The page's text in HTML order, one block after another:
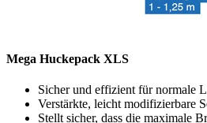
Mega Huckepack XLS
Sicher und effizient für normale
Verstärkte, leicht modifizierbare
Stellt sicher, dass die maximale